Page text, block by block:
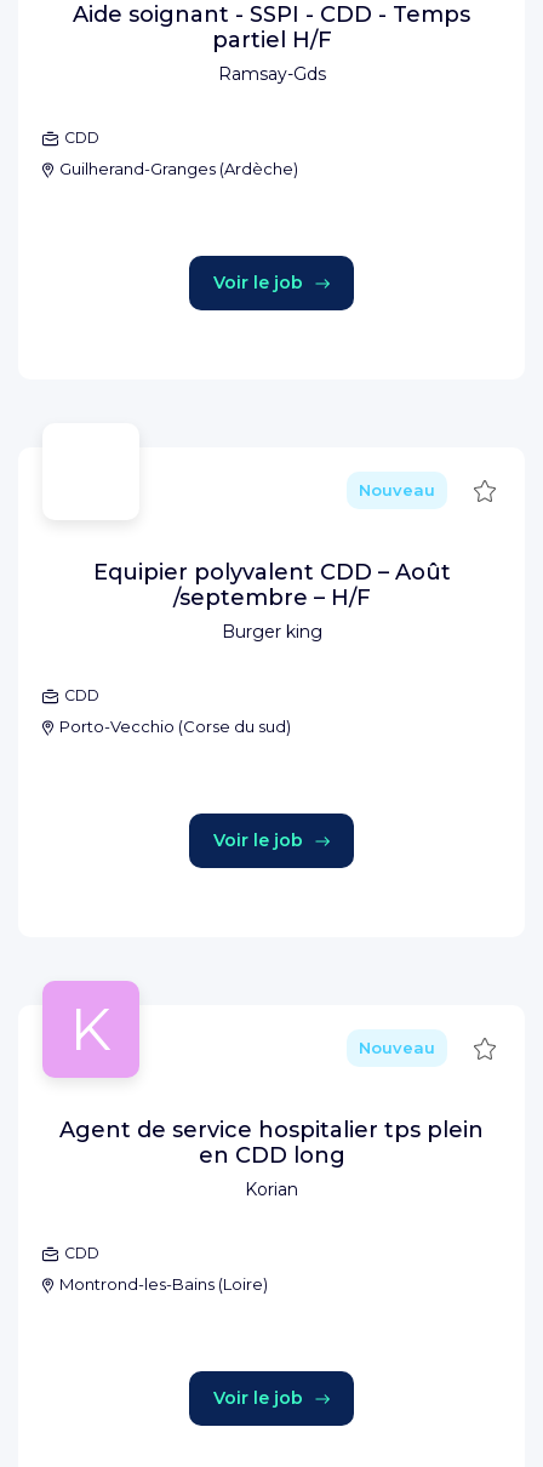
Ramsay-Gds
Aide soignant - SSPI - CDD - Temps
partiel H/F
CDD
Guilherand-Granges (Ardèche)
Voir le job
Burger king
Nouveau
Equipier polyvalent CDD – Août
/septembre – H/F
CDD
Porto-Vecchio (Corse du sud)
Voir le job
K
Korian
Nouveau
Agent de service hospitalier tps plein
en CDD long
CDD
Montrond-les-Bains (Loire)
Voir le job